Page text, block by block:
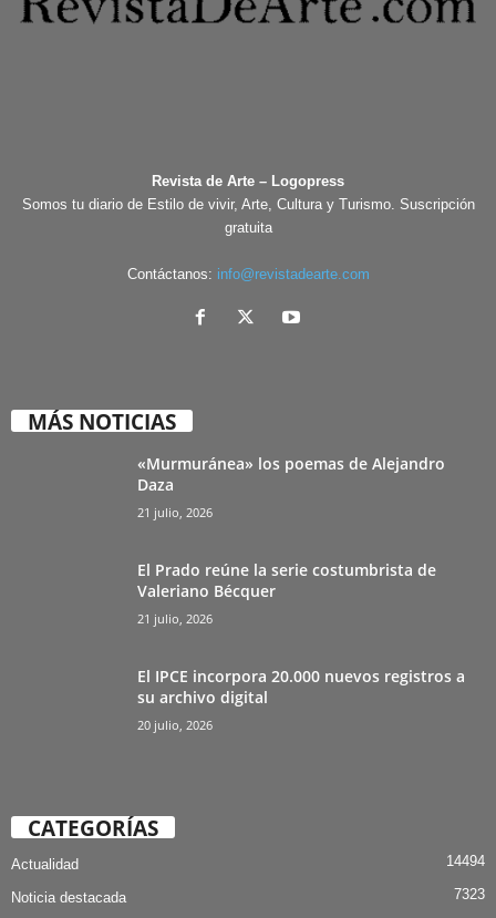
Revista de Arte – Logopress
Somos tu diario de Estilo de vivir, Arte, Cultura y Turismo. Suscripción
gratuita
Contáctanos: info@revistadearte.com
MÁS NOTICIAS
«Murmuránea» los poemas de Alejandro
Daza
21 julio, 2026
El Prado reúne la serie costumbrista de
Valeriano Bécquer
21 julio, 2026
El IPCE incorpora 20.000 nuevos registros a
su archivo digital
20 julio, 2026
CATEGORÍAS
Actualidad 14494
Noticia destacada 7323